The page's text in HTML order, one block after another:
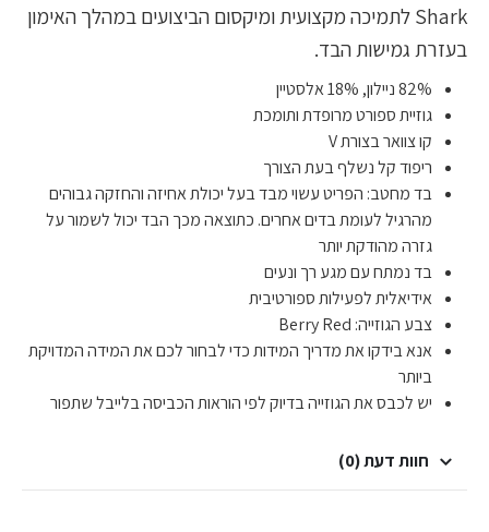
Shark לתמיכה מקצועית ומיקסום הביצועים במהלך האימון
בעזרת גמישות הבד.
82% ניילון, 18% אלסטיין
גוזיית ספורט מרופדת ותומכת
קו צוואר בצורת V
ריפוד קל נשלף בעת הצורך
בד מחטב: הפריט עשוי מבד בעל יכולת אחיזה והחזקה גבוהים
מהרגיל לעומת בדים אחרים. כתוצאה מכך הבד יכול לשמור על
גזרה מהודקת יותר
בד נמתח עם מגע רך ונעים
אידיאלית לפעילות ספורטיבית
צבע הגוזייה: Berry Red
אנא בידקו את מדריך המידות כדי לבחור לכם את המידה המדויקת
ביותר
יש לכבס את הגוזייה בדיוק לפי הוראות הכביסה בלייבל שתפור
חוות דעת (0)